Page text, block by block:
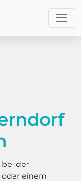
bei der
einem